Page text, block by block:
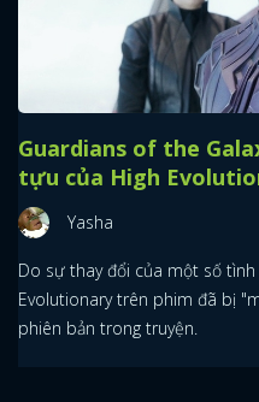
Guardians of the
tựu của High
Yasha
Do sự thay đổi của một số
Evolutionary trên phim đã bị
phiên bản trong truyện.